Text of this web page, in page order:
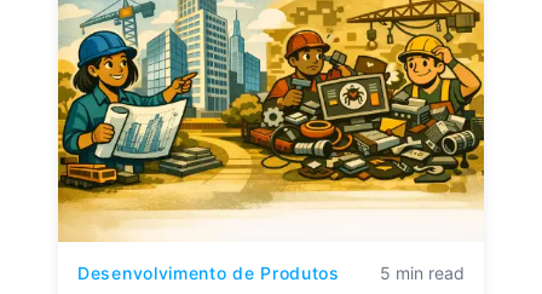
Desenvolvimento de Produtos 5 min read